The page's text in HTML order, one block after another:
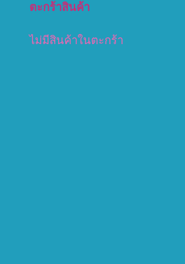
ตะกร้าสินค้า
ไม่มีสินค้าในตะกร้า